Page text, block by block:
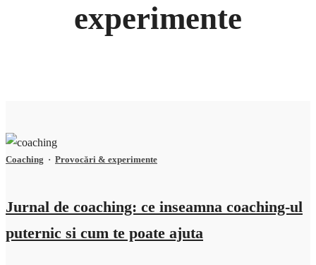
experimente
Coaching · Provocări & experimente
Jurnal de coaching: ce inseamna coaching-ul
puternic si cum te poate ajuta